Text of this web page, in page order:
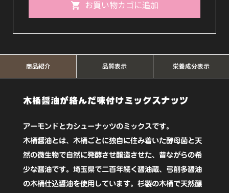
油
仕
ッ
ス
ナ
ッ
ツ
お買い物カゴに追加
商品紹介 品質表示 栄養成分表示
木桶醤油が絡んだ味付けミックスナッツ
アーモンドとカシューナッツのミックスです。
木桶醤油とは、木桶ごとに独自に住み着いた酵母菌と天
然の微生物で自然に発酵させ醸造させた、昔ながらの希
少な醤油です。埼玉県で二百年続く醤油蔵、弓削多醤油
の木桶仕込醤油を使用しています。杉製の木桶で天然醸